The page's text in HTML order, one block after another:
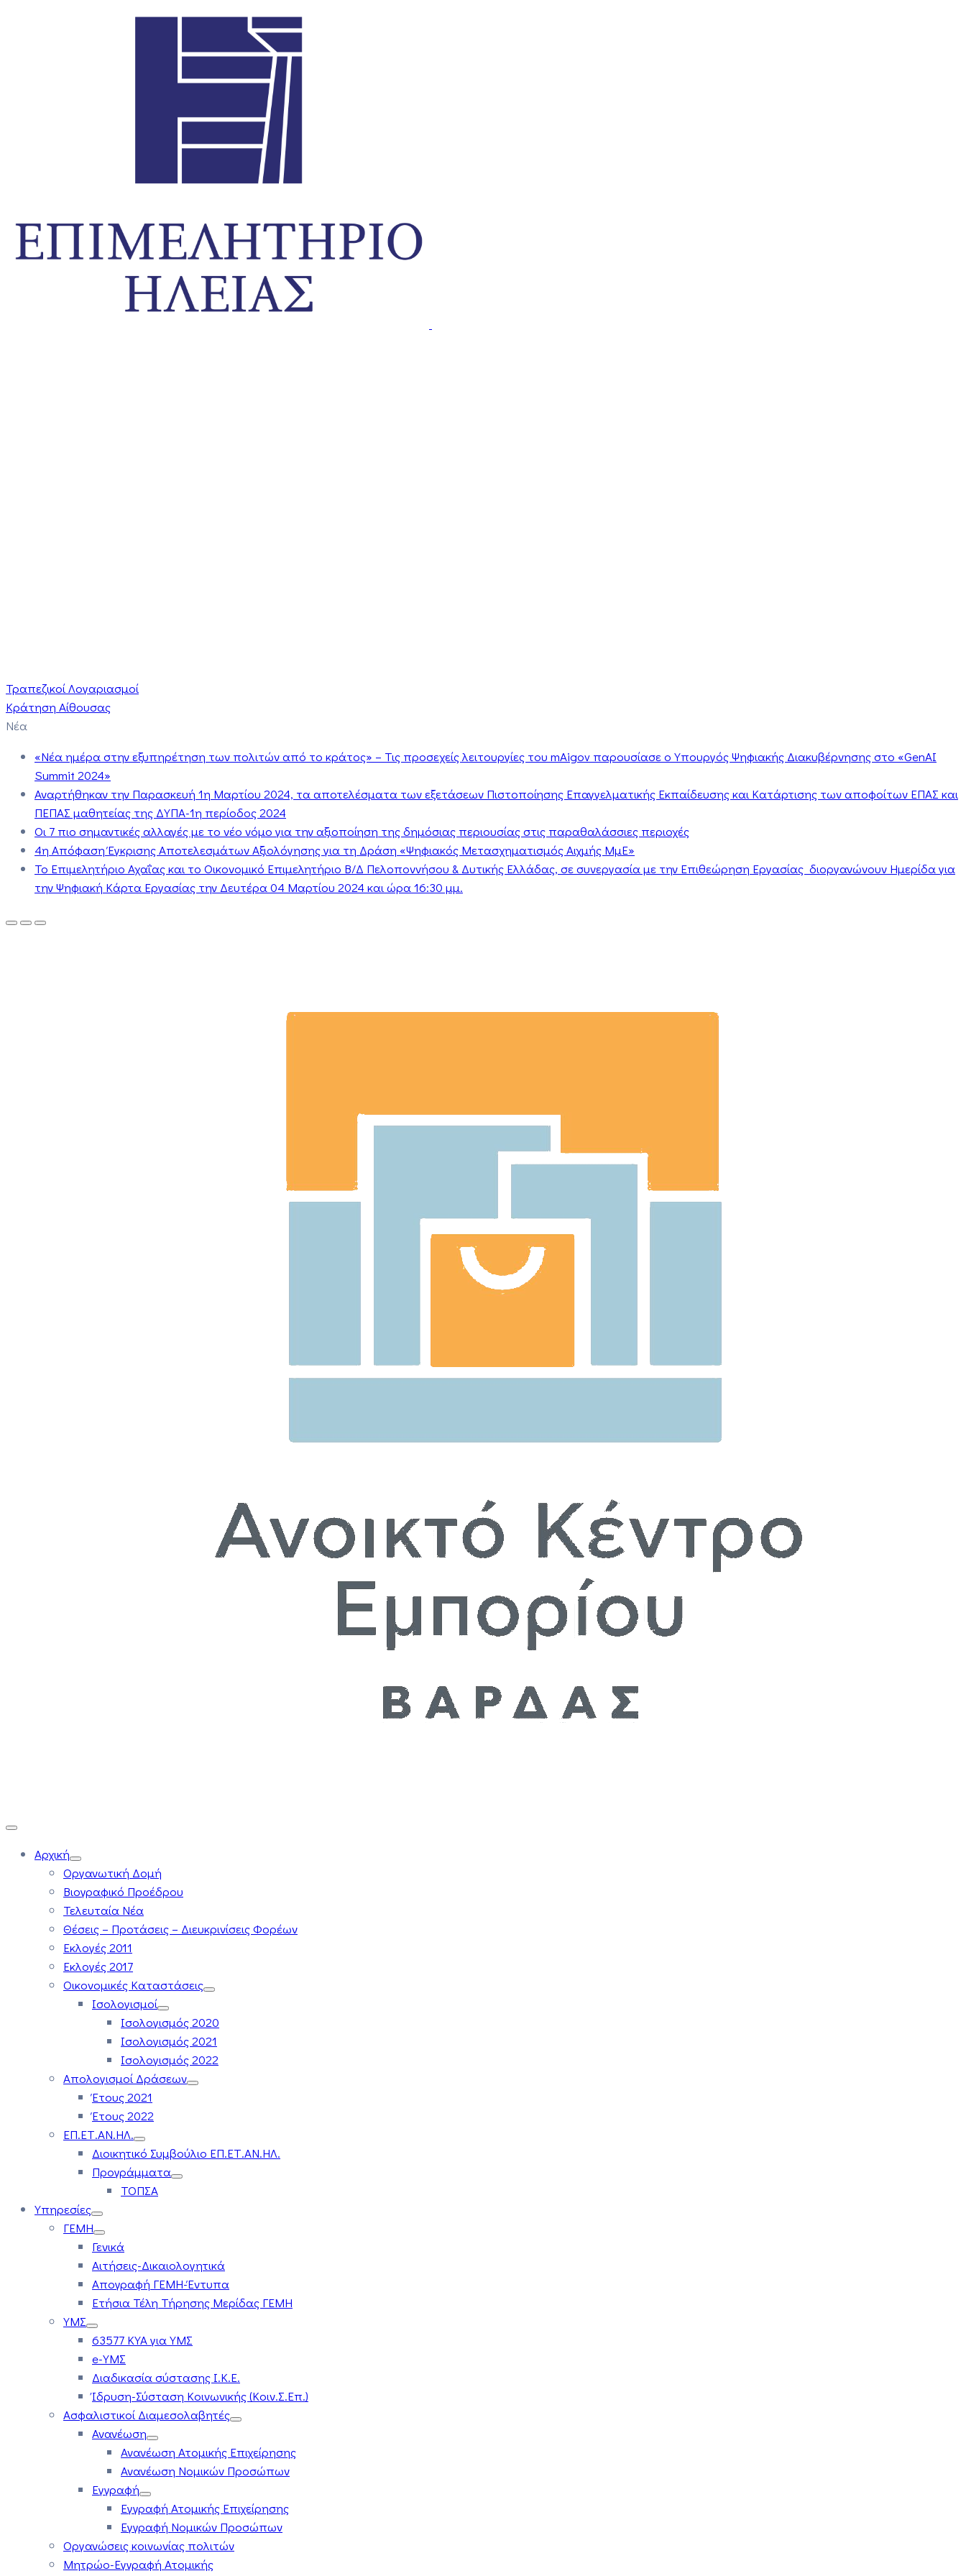
Τραπεζικοί Λογαριασμοί
Κράτηση Αίθουσας
Νέα
«Νέα ημέρα στην εξυπηρέτηση των πολιτών από το κράτος» – Τις προσεχείς λειτουργίες του mAigov παρουσίασε ο Υπουργός Ψηφιακής Διακυβέρνησης στο «GenAI
Summit 2024»
Αναρτήθηκαν την Παρασκευή 1η Μαρτίου 2024, τα αποτελέσματα των εξετάσεων Πιστοποίησης Επαγγελματικής Εκπαίδευσης και Κατάρτισης των αποφοίτων ΕΠΑΣ και
ΠΕΠΑΣ μαθητείας της ΔΥΠΑ-1η περίοδος 2024
Οι 7 πιο σημαντικές αλλαγές με το νέο νόμο για την αξιοποίηση της δημόσιας περιουσίας στις παραθαλάσσιες περιοχές
4η Απόφαση Έγκρισης Αποτελεσμάτων Αξιολόγησης για τη Δράση «Ψηφιακός Μετασχηματισμός Αιχμής ΜμΕ»
Το Επιμελητήριο Αχαΐας και το Οικονομικό Επιμελητήριο Β/Δ Πελοποννήσου & Δυτικής Ελλάδας, σε συνεργασία με την Επιθεώρηση Εργασίας διοργανώνουν Ημερίδα για
την Ψηφιακή Κάρτα Εργασίας την Δευτέρα 04 Μαρτίου 2024 και ώρα 16:30 μμ.
Αρχική
Οργανωτική Δομή
Βιογραφικό Προέδρου
Τελευταία Νέα
Θέσεις – Προτάσεις – Διευκρινίσεις Φορέων
Εκλογές 2011
Εκλογές 2017
Οικονομικές Καταστάσεις
Ισολογισμοί
Ισολογισμός 2020
Ισολογισμός 2021
Ισολογισμός 2022
Απολογισμοί Δράσεων
Έτους 2021
Έτους 2022
ΕΠ.ΕΤ.ΑΝ.ΗΛ.
Διοικητικό Συμβούλιο ΕΠ.ΕΤ.ΑΝ.ΗΛ.
Προγράμματα
ΤΟΠΣΑ
Υπηρεσίες
ΓΕΜΗ
Γενικά
Αιτήσεις-Δικαιολογητικά
Απογραφή ΓΕΜΗ-Έντυπα
Ετήσια Τέλη Τήρησης Μερίδας ΓΕΜΗ
ΥΜΣ
63577 ΚΥΑ για ΥΜΣ
e-ΥΜΣ
Διαδικασία σύστασης Ι.Κ.Ε.
Ίδρυση-Σύσταση Κοινωνικής (Κοιν.Σ.Επ.)
Ασφαλιστικοί Διαμεσολαβητές
Ανανέωση
Ανανέωση Ατομικής Επιχείρησης
Ανανέωση Νομικών Προσώπων
Εγγραφή
Εγγραφή Ατομικής Επιχείρησης
Εγγραφή Νομικών Προσώπων
Οργανώσεις κοινωνίας πολιτών
Μητρώο-Εγγραφή Ατομικής